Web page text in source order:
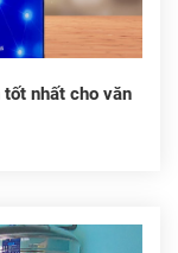
nhất cho văn